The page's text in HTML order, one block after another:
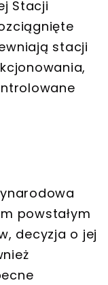
Stacji
stacji
powstałym
decyzja o jej